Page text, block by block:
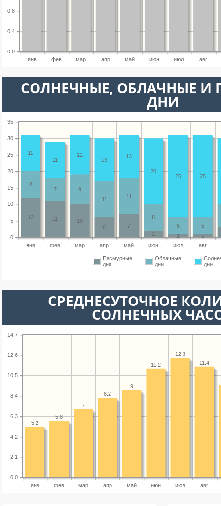
янв фев мар апр май июн июл авг
0.0
0.4
0.8
CОЛНЕЧНЫЕ, ОБЛАЧНЫЕ И
ДНИ
янв фев мар апр май июн июл авг
0
5
10
15
20
25
30
35
1
1
2
7
6
10
11
12
5
5
8
11
11
9
7
8
25
25
20
13
13
12
11
11
Пасмурные
дни
Облачные
дни
дни
СРЕДНЕСУТОЧНОЕ
СОЛНЕЧНЫХ
янв фев мар апр май июн июл авг
0.0
2.1
4.2
6.3
8.4
10.5
12.6
14.7
11.4
12.3
11.2
9
8.2
7
5.8
5.2